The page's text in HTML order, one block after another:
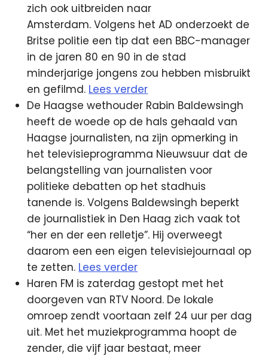
zich ook uitbreiden naar
Amsterdam. Volgens het AD onderzoekt de
Britse politie een tip dat een BBC-manager
in de jaren 80 en 90 in de stad
minderjarige jongens zou hebben misbruikt
en gefilmd. Lees verder
De Haagse wethouder Rabin Baldewsingh
heeft de woede op de hals gehaald van
Haagse journalisten, na zijn opmerking in
het televisieprogramma Nieuwsuur dat de
belangstelling van journalisten voor
politieke debatten op het stadhuis
tanende is. Volgens Baldewsingh beperkt
de journalistiek in Den Haag zich vaak tot
“her en der een relletje”. Hij overweegt
daarom een een eigen televisiejournaal op
te zetten. Lees verder
Haren FM is zaterdag gestopt met het
doorgeven van RTV Noord. De lokale
omroep zendt voortaan zelf 24 uur per dag
uit. Met het muziekprogramma hoopt de
zender, die vijf jaar bestaat, meer